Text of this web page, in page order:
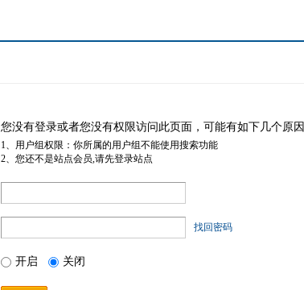
您没有登录或者您没有权限访问此页面，可能有如下几个原因
1、用户组权限：你所属的用户组不能使用搜索功能
2、您还不是站点会员,请先登录站点
找回密码
开启 关闭